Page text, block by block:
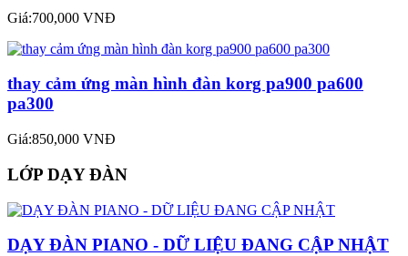
Giá:700,000 VNĐ
thay cảm ứng màn hình đàn korg pa900 pa600
pa300
Giá:850,000 VNĐ
LỚP DẠY ĐÀN
DẠY ĐÀN PIANO - DỮ LIỆU ĐANG CẬP NHẬT